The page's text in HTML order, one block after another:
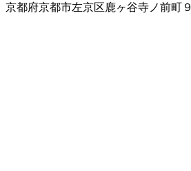
京都府京都市左京区鹿ヶ谷寺ノ前町９